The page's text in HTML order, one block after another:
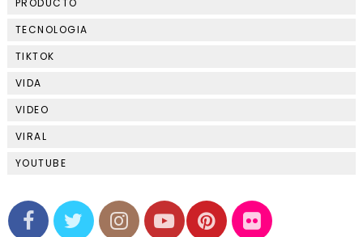
PRODUCTO
TECNOLOGIA
TIKTOK
VIDA
VIDEO
VIRAL
YOUTUBE